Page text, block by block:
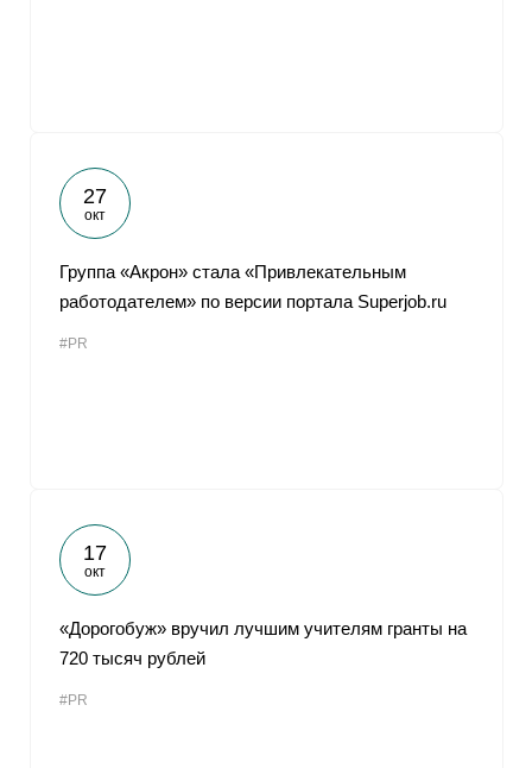
27
окт
Группа «Акрон» стала «Привлекательным
работодателем» по версии портала Superjob.ru
#PR
17
окт
«Дорогобуж» вручил лучшим учителям гранты на
720 тысяч рублей
#PR